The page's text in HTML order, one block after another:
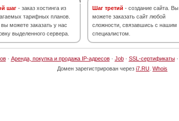
шаг - заказ хостинга из
тарифных планов.
можете заказать у нас
выделенного сервера.
Шаг третий - создание сайта. Вы
можете заказать сайт любой
сложности, связавшись с нашим
специалистом.
· Аренда, покупка и продажа IP-адресов· Job· SSL-сертификаты·
Домен зарегистрирован через i7.RU Whois